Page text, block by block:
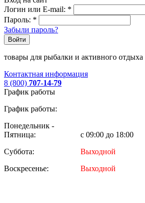
Логин или E-mail: *
Пароль: *
Забыли пароль?
Войти
товары для рыбалки и активного отдыха
Контактная информация
8 (800) 707-14-79
График работы
График работы:
Понедельник -
Пятница:
с 09:00 до 18:00
Суббота:
Выходной
Воскресенье:
Выходной